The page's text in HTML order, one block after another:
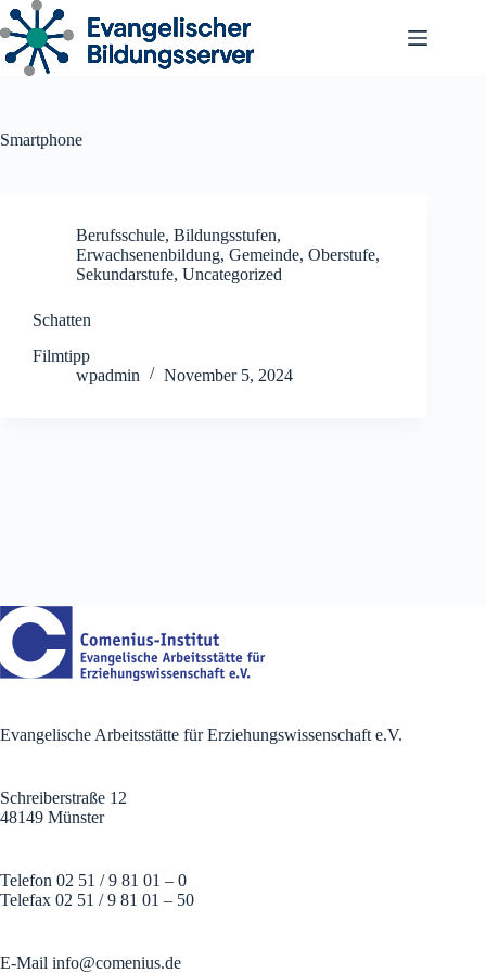
Zum
Inhalt
springen
Smartphone
Berufsschule, Bildungsstufen,
Erwachsenenbildung, Gemeinde, Oberstufe,
Sekundarstufe, Uncategorized
Schatten
Filmtipp
wpadmin
November 5, 2024
Evangelische Arbeitsstätte für Erziehungswissenschaft e.V.
Schreiberstraße 12
48149 Münster
Telefon 02 51 / 9 81 01 – 0
Telefax 02 51 / 9 81 01 – 50
E-Mail info@comenius.de